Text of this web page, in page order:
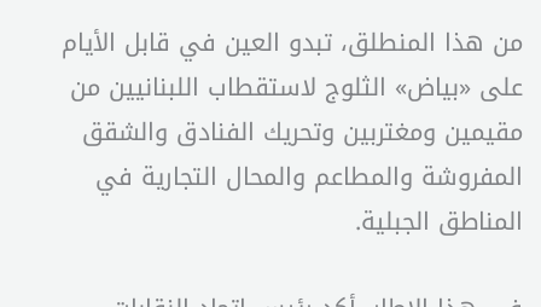
من هذا المنطلق، تبدو العين في قابل الأيام
على «بياض» الثلوج لاستقطاب اللبنانيين من
مقيمين ومغتربين وتحريك الفنادق والشقق
المفروشة والمطاعم والمحال التجارية في
المناطق الجبلية.